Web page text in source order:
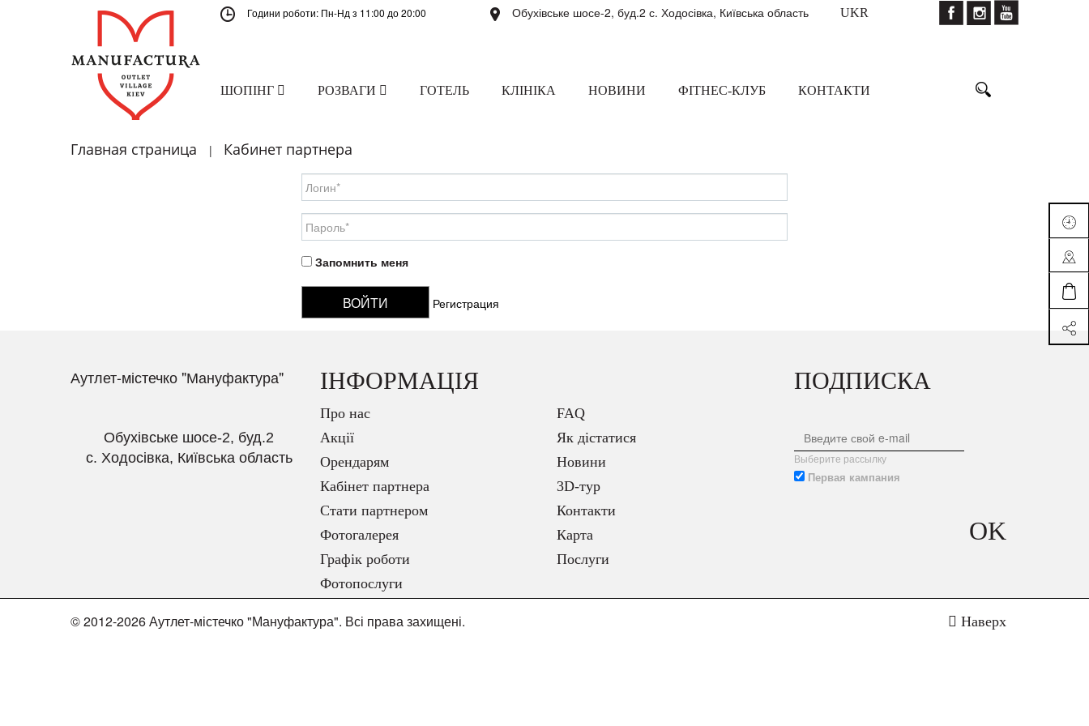
Години роботи: Пн-Нд з 11:00 до 20:00 Обухівське шосе-2, буд.2 с. Ходосівка, Київська область UKR
ШОПІНГ РОЗВАГИ ГОТЕЛЬ КЛІНІКА НОВИНИ ФІТНЕС-КЛУБ КОНТАКТИ
Главная страница | Кабинет партнера
Запомнить меня
Регистрация
Аутлет-містечко "Мануфактура"
Обухівське шосе-2, буд.2
с. Ходосівка, Київська область
ІНФОРМАЦІЯ
Про нас
Акції
Орендарям
Кабінет партнера
Стати партнером
Фотогалерея
Графік роботи
Фотопослуги
FAQ
Як дістатися
Новини
3D-тур
Контакти
Карта
Послуги
ПОДПИСКА
Выберите рассылку
Первая кампания
OK
© 2012-2026 Аутлет-містечко "Мануфактура". Всі права захищені. Наверх